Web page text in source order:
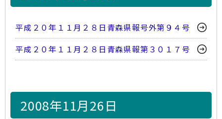
平成２０年１１月２８日青森県報号外第９４号
平成２０年１１月２８日青森県報第３０１７号
2008年11月26日